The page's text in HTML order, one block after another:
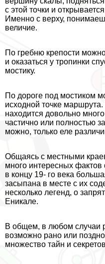
с этой точки и
Именно с верху,
величие.
По гребню крепости
и оказаться у тропинки
мостику.
По дороге под мостиком
исходной точке
находится довольно
частично или полностью
можно, только еле
Общаясь с местными
много интересных
в концу 19- го века
засыпана в месте с их
несколько легенд, о
Еникале.
В общем, в любом случаи
возможно рано или
множество тайн и